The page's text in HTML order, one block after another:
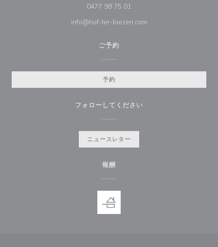
0477 98 75 01
info@hof-ter-biezen.com
ご予約
予約
フォローしてください
ニュースレター
報酬